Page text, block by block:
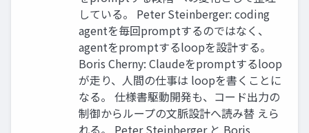
している。 Peter Steinberger: coding
agentを毎回promptするのではなく、
agentをpromptするloopを設計する。
Boris Cherny: Claudeをpromptするloop
が走り、人間の仕事は loopを書くことに
なる。 仕様書駆動開発も、コード出力の
制御からループの文脈設計へ読み替 えら